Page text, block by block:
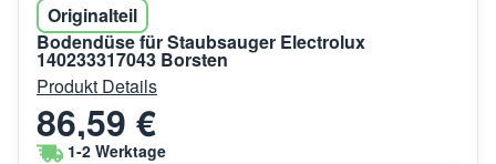
Originalteil
Bodendüse für Staubsauger Electrolux
140233317043 Borsten
Produkt Details
86,59 €
1-2 Werktage